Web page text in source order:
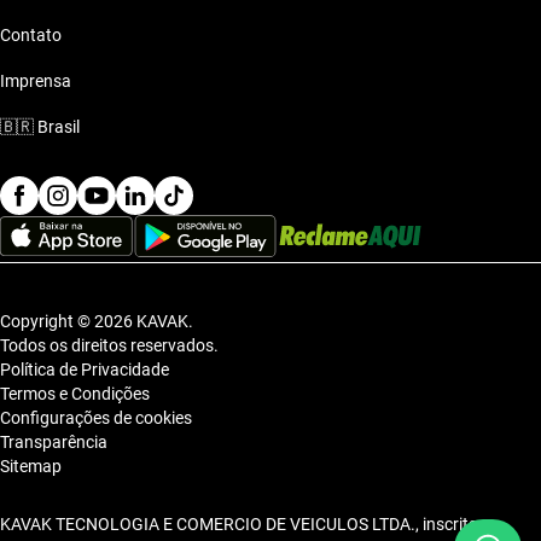
Contato
Imprensa
🇧🇷 Brasil
Copyright © 2026 KAVAK.
Todos os direitos reservados.
Política de Privacidade
Termos e Condições
Configurações de cookies
Transparência
Sitemap
KAVAK TECNOLOGIA E COMERCIO DE VEICULOS LTDA., inscrita no